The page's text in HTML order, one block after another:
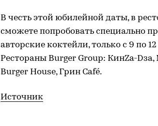
В честь этой юбилейной даты, в
сможете попробовать специально
авторские коктейли, только с 9 по
Рестораны Burger Group: КинZa-Dза,
Burger House, Грин Café.
Источник